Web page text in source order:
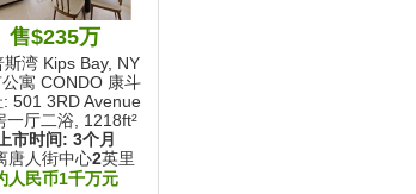
售$235万
斯湾 Kips Bay, NY
寓 CONDO 康斗
: 501 3RD Avenue
一厅二浴, 1218ft²
上市时间: 3个月
唐人街中心2英里
人民币1千万元